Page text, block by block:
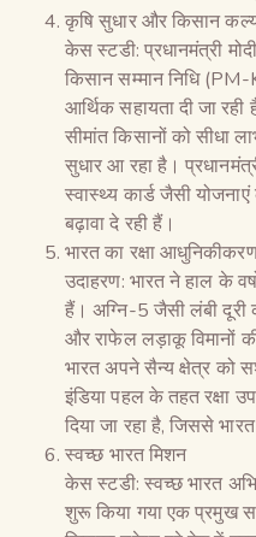
कृषि सुधार और किसान
केस स्टडी: प्रधानमंत्री
किसान सम्मान निधि
आर्थिक सहायता दी जा
सीमांत किसानों को सीधा
सुधार आ रहा है।
स्वास्थ्य कार्ड जैसी
बढ़ावा दे रही हैं।
भारत का रक्षा
उदाहरण: भारत ने हाल के
हैं। अग्नि-5 जैसी लंबी दूरी
और राफेल लड़ाकू विमानों
भारत अपने सैन्य क्षेत्र को
इंडिया पहल के तहत रक्षा
दिया जा रहा है, जिससे
स्वच्छ भारत मिशन
केस स्टडी: स्वच्छ भारत
शुरू किया गया एक प्रमुख